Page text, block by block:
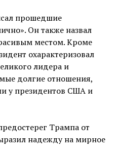
прошедшие
Он также назвал
местом. Кроме
охарактеризовал
лидера и
долгие отношения,
у президентов США и
Трампа от
надежду на мирное